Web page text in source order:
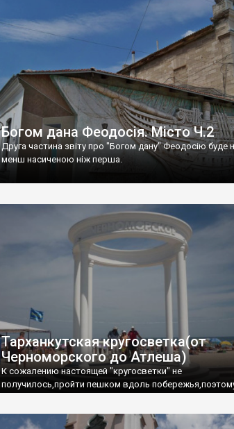
Богом дана Феодосія. Місто Ч.2
Друга частина звіту про "Богом дану" Феодосію буде
менш насиченою ніж перша.
Тарханкутская кругосветка(от
Черноморского до Атлеша)
К сожалению настоящей "кругосветки" не
получилось,пройти пешком вдоль